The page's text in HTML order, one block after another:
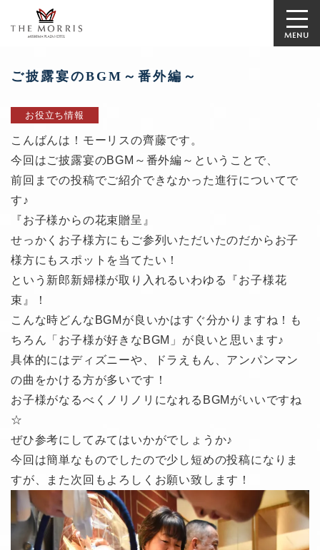
MENU
ご披露宴のBGM～番外編～
お役立ち情報
こんばんは！モーリスの齊藤です。
今回はご披露宴のBGM～番外編～ということで、
前回までの投稿でご紹介できなかった進行についてで
す♪
『お子様からの花束贈呈』
せっかくお子様方にもご参列いただいたのだからお子
様方にもスポットを当てたい！
という新郎新婦様が取り入れるいわゆる『お子様花
束』！
こんな時どんなBGMが良いかはすぐ分かりますね！も
ちろん「お子様が好きなBGM」が良いと思います♪
具体的にはディズニーや、ドラえもん、アンパンマン
の曲をかける方が多いです！
お子様がなるべくノリノリになれるBGMがいいですね
☆
ぜひ参考にしてみてはいかがでしょうか♪
今回は簡単なものでしたので少し短めの投稿になりま
すが、また次回もよろしくお願い致します！